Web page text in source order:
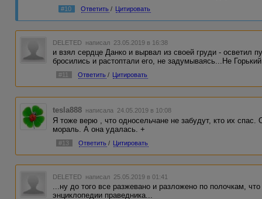
#10 Ответить / Цитировать
DELETED написал 23.05.2019 в 16:38
и взял сердце Данко и вырвал из своей груди - осветил
бросились и растоптали его, не задумываясь...Не
#11 Ответить / Цитировать
tesla888 написала 24.05.2019 в 10:08
Я тоже верю , что односельчане не забудут, кто их спас.
мораль. А она удалась. +
#13 Ответить / Цитировать
DELETED написал 25.05.2019 в 01:41
...ну до того все разжевано и разложено по полочкам,
энциклопедии праведника...